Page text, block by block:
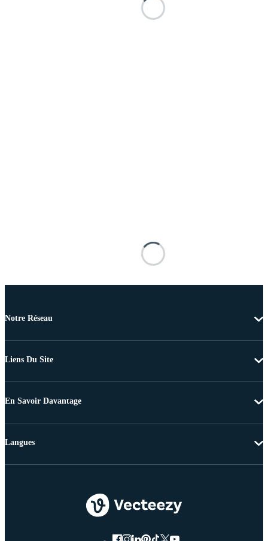
Notre Réseau
Liens Du Site
En Savoir Davantage
Langues